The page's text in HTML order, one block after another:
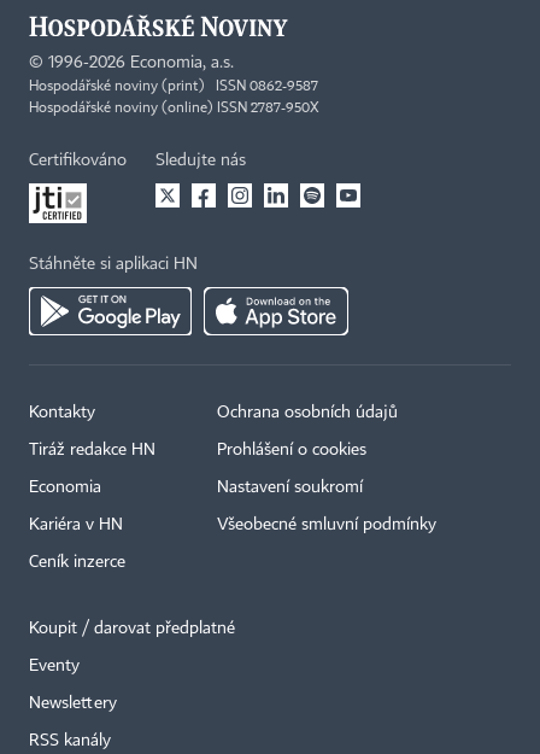
© 1996-2026 Economia, a.s.
Hospodářské noviny (print) ISSN 0862-9587
Hospodářské noviny (online) ISSN 2787-950X
Certifikováno Sledujte nás
Stáhněte si aplikaci HN
Kontakty
Tiráž redakce HN
Economia
Kariéra v HN
Ceník inzerce
Ochrana osobních údajů
Prohlášení o cookies
Nastavení soukromí
Všeobecné smluvní podmínky
Koupit / darovat předplatné
Eventy
Newslettery
RSS kanály